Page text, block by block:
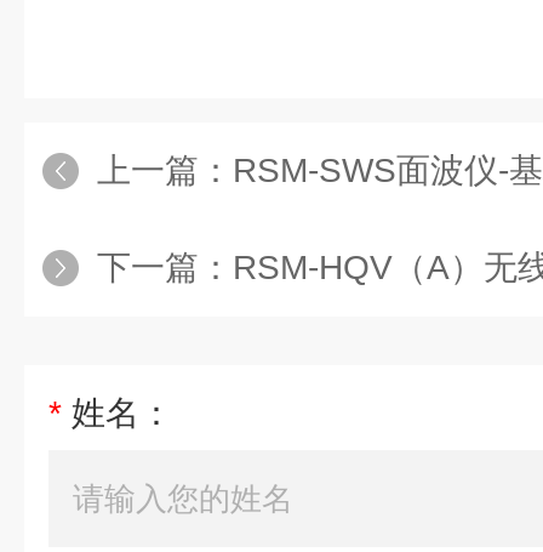
上一篇： RSM-SWS面波仪-
下一篇： RSM-HQV（A）无
* 姓名：